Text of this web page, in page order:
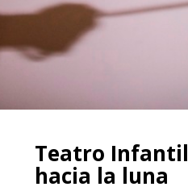
Teatro
hacia la luna